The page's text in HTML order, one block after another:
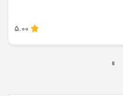
5.00
»